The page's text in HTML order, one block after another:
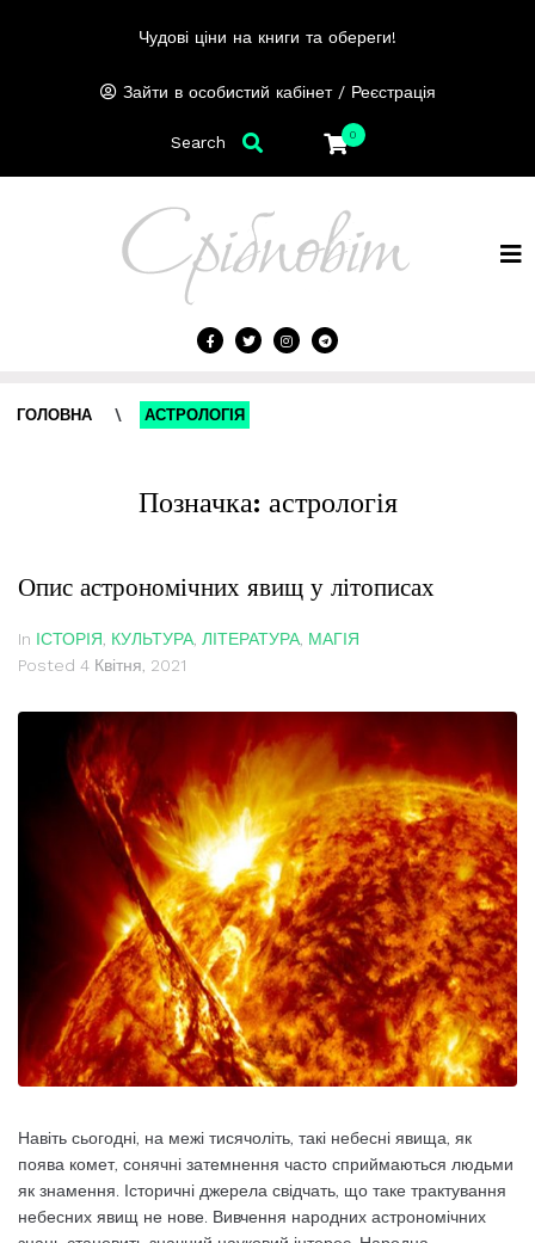
Чудові ціни на книги та обереги!
Зайти в особистий кабінет / Реєстрація
0
Search
ГОЛОВНА \ АСТРОЛОГІЯ
Позначка: астрологія
Опис астрономічних явищ у літописах
In ІСТОРІЯ КУЛЬТУРА ЛІТЕРАТУРА МАГІЯ
Posted 4 Квітня, 2021
Навіть сьогодні, на межі тисячоліть, такі небесні явища, як
поява комет, сонячні затемнення часто сприймаються людьми
як знамення. Історичні джерела свідчать, що таке трактування
небесних явищ не нове. Вивчення народних астрономічних